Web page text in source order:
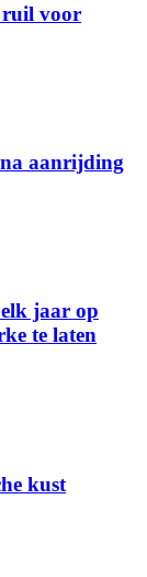
ruil voor
aanrijding
jaar op
te laten
kust